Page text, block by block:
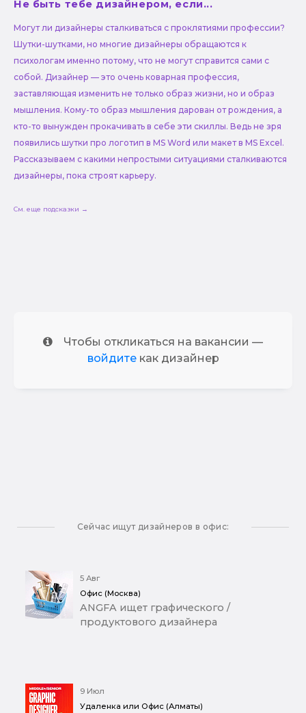
Не быть тебе дизайнером, если...
Могут ли дизайнеры сталкиваться с проклятиями профессии?
Шутки-шутками, но многие дизайнеры обращаются к
психологам именно потому, что не могут справится сами с
собой. Дизайнер — это очень коварная профессия,
заставляющая изменить не только образ жизни, но и образ
мышления. Кому-то образ мышления дарован от рождения, а
кто-то вынужден прокачивать в себе эти скиллы. Ведь не зря
появились шутки про логотип в MS Word или макет в MS Excel.
Рассказываем с какими непростыми ситуациями сталкиваются
дизайнеры, пока строят карьеру.
См. еще подсказки →
Чтобы откликаться на вакансии —
войдитекак дизайнер
Сейчас ищут дизайнеров в офис:
5 Авг
Офис (Москва)
ANGFA ищет графического /
продуктового дизайнера
9 Июл
Удаленка или Офис (Алматы)